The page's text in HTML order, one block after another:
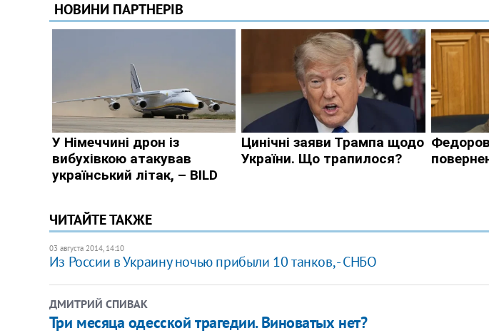
ЧИТАЙТЕ ТАКЖЕ
03 августа 2014, 14:10
Из России в Украину ночью прибыли 10 танков, - СНБО
ДМИТРИЙ СПИВАК
Три месяца одесской трагедии. Виноватых нет?